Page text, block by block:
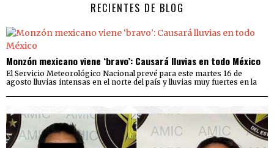
RECIENTES DE BLOG
Monzón mexicano viene ‘bravo’: Causará lluvias en todo México
El Servicio Meteorológico Nacional prevé para este martes 16 de
agosto lluvias intensas en el norte del país y lluvias muy fuertes en la